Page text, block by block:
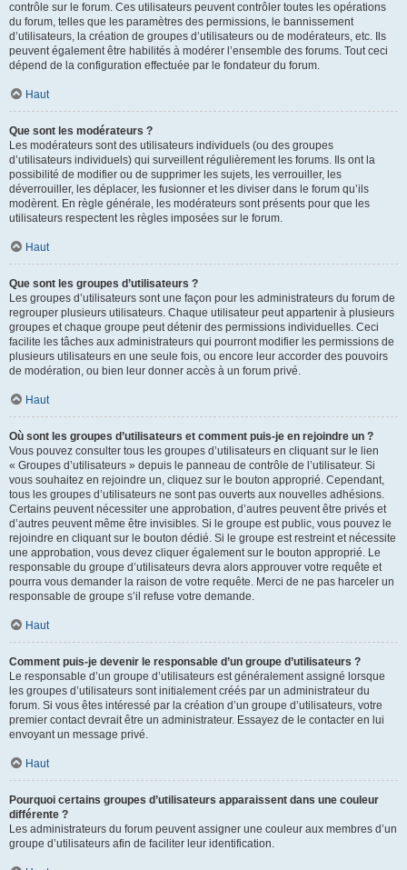
contrôle sur le forum. Ces utilisateurs peuvent contrôler toutes les opérations
du forum, telles que les paramètres des permissions, le bannissement
d’utilisateurs, la création de groupes d’utilisateurs ou de modérateurs, etc. Ils
peuvent également être habilités à modérer l’ensemble des forums. Tout ceci
dépend de la configuration effectuée par le fondateur du forum.
Haut
Que sont les modérateurs ?
Les modérateurs sont des utilisateurs individuels (ou des groupes
d’utilisateurs individuels) qui surveillent régulièrement les forums. Ils ont la
possibilité de modifier ou de supprimer les sujets, les verrouiller, les
déverrouiller, les déplacer, les fusionner et les diviser dans le forum qu’ils
modèrent. En règle générale, les modérateurs sont présents pour que les
utilisateurs respectent les règles imposées sur le forum.
Haut
Que sont les groupes d’utilisateurs ?
Les groupes d’utilisateurs sont une façon pour les administrateurs du forum de
regrouper plusieurs utilisateurs. Chaque utilisateur peut appartenir à plusieurs
groupes et chaque groupe peut détenir des permissions individuelles. Ceci
facilite les tâches aux administrateurs qui pourront modifier les permissions de
plusieurs utilisateurs en une seule fois, ou encore leur accorder des pouvoirs
de modération, ou bien leur donner accès à un forum privé.
Haut
Où sont les groupes d’utilisateurs et comment puis-je en rejoindre un ?
Vous pouvez consulter tous les groupes d’utilisateurs en cliquant sur le lien
« Groupes d’utilisateurs » depuis le panneau de contrôle de l’utilisateur. Si
vous souhaitez en rejoindre un, cliquez sur le bouton approprié. Cependant,
tous les groupes d’utilisateurs ne sont pas ouverts aux nouvelles adhésions.
Certains peuvent nécessiter une approbation, d’autres peuvent être privés et
d’autres peuvent même être invisibles. Si le groupe est public, vous pouvez le
rejoindre en cliquant sur le bouton dédié. Si le groupe est restreint et nécessite
une approbation, vous devez cliquer également sur le bouton approprié. Le
responsable du groupe d’utilisateurs devra alors approuver votre requête et
pourra vous demander la raison de votre requête. Merci de ne pas harceler un
responsable de groupe s’il refuse votre demande.
Haut
Comment puis-je devenir le responsable d’un groupe d’utilisateurs ?
Le responsable d’un groupe d’utilisateurs est généralement assigné lorsque
les groupes d’utilisateurs sont initialement créés par un administrateur du
forum. Si vous êtes intéressé par la création d’un groupe d’utilisateurs, votre
premier contact devrait être un administrateur. Essayez de le contacter en lui
envoyant un message privé.
Haut
Pourquoi certains groupes d’utilisateurs apparaissent dans une couleur
différente ?
Les administrateurs du forum peuvent assigner une couleur aux membres d’un
groupe d’utilisateurs afin de faciliter leur identification.